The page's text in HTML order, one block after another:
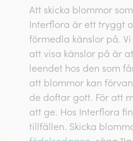
Att skicka blommor
Interflora är ett tryggt
förmedla känslor på.
att visa känslor på är
leendet hos den som
att blommor kan
de doftar gott. För att
att ge. Hos Interflora
tillfällen. Skicka